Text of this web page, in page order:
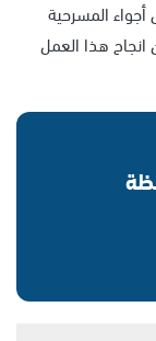
المسرحية
انجاح هذا العمل